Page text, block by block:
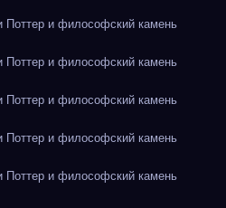
и философский камень
и философский камень
и философский камень
и философский камень
и философский камень